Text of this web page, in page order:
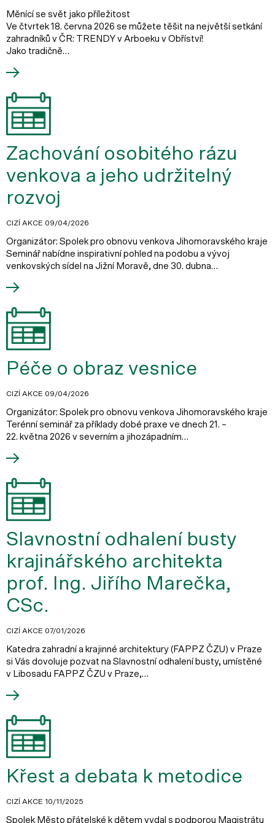
Měnící se svět jako příležitost
Ve čtvrtek 18. června 2026 se můžete těšit na největší setkání
zahradníků v ČR: TRENDY v Arboeku v Obříství!
Jako tradičně…
Zachování osobitého rázu
venkova a jeho udržitelný
rozvoj
CIZÍ AKCE 09/04/2026
Organizátor: Spolek pro obnovu venkova Jihomoravského kraje
Seminář nabídne inspirativní pohled na podobu a vývoj
venkovských sídel na Jižní Moravě, dne 30. dubna…
Péče o obraz vesnice
CIZÍ AKCE 09/04/2026
Organizátor: Spolek pro obnovu venkova Jihomoravského kraje
Terénní seminář za příklady dobé praxe ve dnech 21. –
22. května 2026 v severním a jihozápadním…
Slavnostní odhalení busty
krajinářského architekta
prof. Ing. Jiřího Marečka,
CSc.
CIZÍ AKCE 07/01/2026
Katedra zahradní a krajinné architektury (FAPPZ ČZU) v Praze
si Vás dovoluje pozvat na Slavnostní odhalení busty, umístěné
v Libosadu FAPPZ ČZU v Praze,…
Křest a debata k metodice
CIZÍ AKCE 10/11/2025
Spolek Město přátelské k dětem vydal s podporou Magistrátu